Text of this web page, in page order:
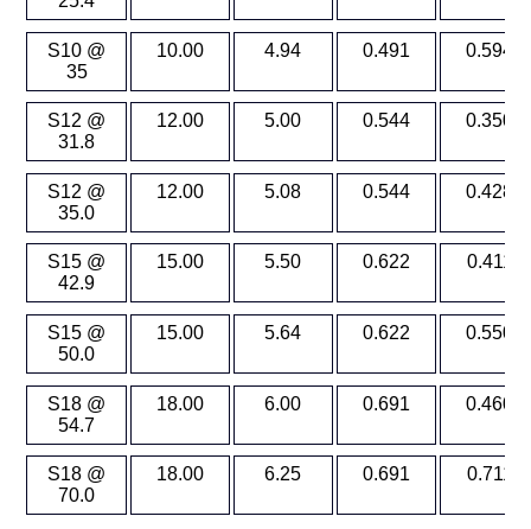
S10 @
35
10.00 4.94 0.491 0.594
S12 @
31.8
12.00 5.00 0.544 0.350
S12 @
35.0
12.00 5.08 0.544 0.428
S15 @
42.9
15.00 5.50 0.622 0.411
S15 @
50.0
15.00 5.64 0.622 0.550
S18 @
54.7
18.00 6.00 0.691 0.460
S18 @
70.0
18.00 6.25 0.691 0.711